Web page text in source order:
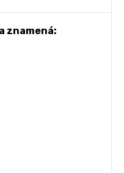
znamená: